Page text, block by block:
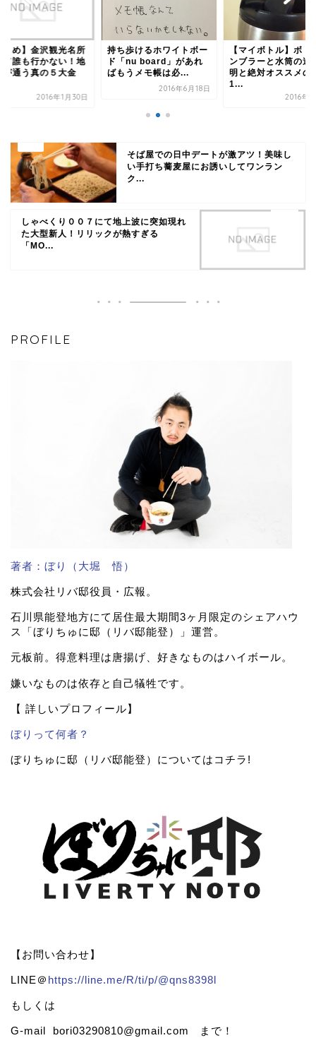
歩けるホワイトボー
nu board」があれ
うメモ帳は必...
【マイボトル】ボトルタ
ンブラーと水筒の違い説
明と絶対オススメの各
【まとめ】金沢観光
なんて誰も行かない
元民が通う真の５大
沢...
2016年1
そば屋での日中デートが激アツ！美味し
い手打ち蕎麦屋にお誘いしてワンラン
ク...
しゃべくり００７にて地上波に突如現れ
た大型新人！リリックが熱すぎる
「MO...
PROFILE
著者：ぼり（大堀 悟）
株式会社リバ邸役員・広報。
石川県能登地方にて居住最大期間3ヶ月限定のシェアハウ
ス「ぼりちゅに邸（リバ邸能登）」運営。
元板前。得意料理は唐揚げ、好きなものはハイボール。
嫌いなものは依存と自己犠牲です。
【 詳しいプロフィール】
ぼりって何者？
ぼりちゅに邸（リバ邸能登）についてはコチラ!
【お問い合わせ】
LINE＠ https://line.me/R/ti/p/@qns8398l
もしくは
G-mail bori03290810@gmail.com まで！